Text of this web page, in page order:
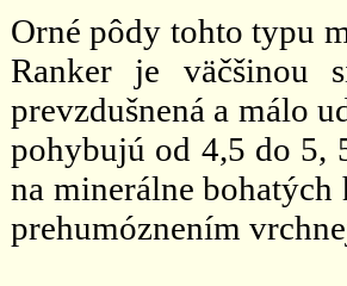
Orné pôdy tohto typu
Ranker je väčšinou
prevzdušnená a málo
pohybujú od 4,5 do 5,
na minerálne
prehumóznením